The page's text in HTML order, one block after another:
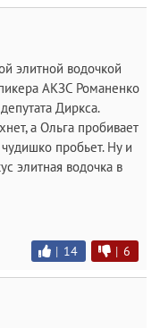
элитной водочкой
АКЗС Романенко
Диркса.
а Ольга пробивает
пробьет. Ну и
элитная водочка в
| 14 | 6